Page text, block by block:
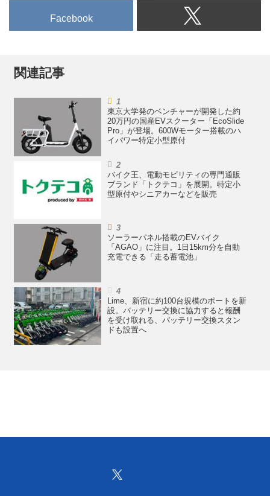
実装を全面的に支援する。
Facebook
関連記事
東京大学発のベンチャーが開発した約
20万円の国産EVスクーター「EcoSlide
Pro」が登場。600Wモーター搭載のハ
イパワー特定小型原付
バイク王、電動モビリティの専門通販
ブランド「トクテコ」を展開。特定小
型原付やシニアカーなどを販売
ソーラーパネル搭載のEVバイク
「AGAO」に注目。1日15km分を自動
充電できる「走る蓄電池」
Lime、新宿に約100台規模のポートを新
設。バッテリー交換に協力すると報酬
を受け取れる、バッテリー交換スタン
ドも設置へ